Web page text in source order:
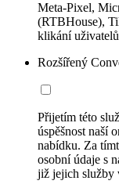
Meta-Pixel,
(RTBHouse),
klikání
Rozšířený
Přijetím této
úspěšnost naší
nabídku. Za
osobní údaje s
již jejich služby